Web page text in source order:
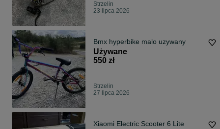
Strzelin
23 lipca 2026
Bmx hyperbike malo uzywany
Używane
550 zł
Strzelin
27 lipca 2026
Xiaomi Electric Scooter 6 Lite